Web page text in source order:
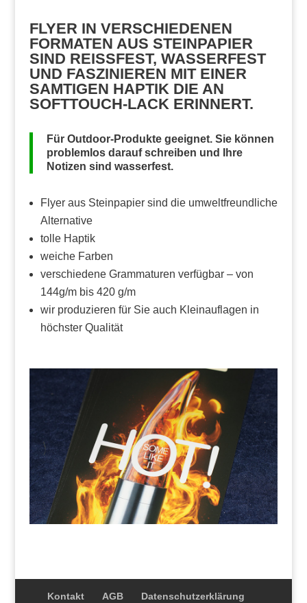
FLYER IN VERSCHIEDENEN
FORMATEN AUS STEINPAPIER
SIND REISSFEST, WASSERFEST U
ND FASZINIEREN MIT EINER S
AMTIGEN HAPTIK DIE AN S
OFTTOUCH-LACK ERINNERT.
Für Outdoor-Produkte geeignet. Sie können
problemlos darauf schreiben und Ihre
Notizen sind wasserfest.
Flyer aus Steinpapier sind die umweltfreundliche
Alternative
tolle Haptik
weiche Farben
verschiedene Grammaturen verfügbar – von
144g/m bis 420 g/m
wir produzieren für Sie auch Kleinauflagen in
höchster Qualität
Kontakt AGB Datenschutzerklärung